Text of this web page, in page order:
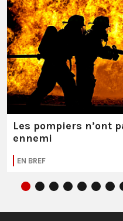
Les pompiers n’ont
ennemi
EN BREF